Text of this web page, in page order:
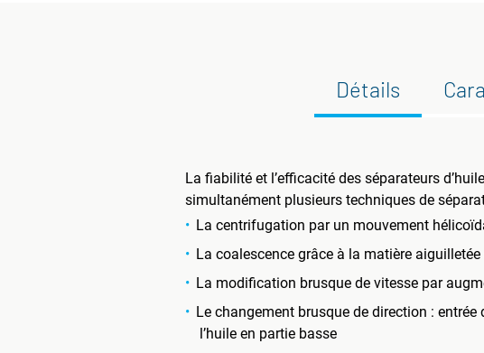
Détails
La fiabilité et l’efficacité des séparateurs
simultanément plusieurs techniques de
La centrifugation par un mouvement
La coalescence grâce à la matière
La modification brusque de vitesse par
Le changement brusque de direction :
l’huile en partie basse